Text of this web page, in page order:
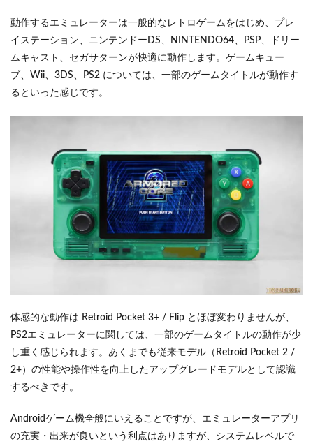
動作するエミュレーターは一般的なレトロゲームをはじめ、プレ
イステーション、ニンテンドーDS、NINTENDO64、PSP、ドリー
ムキャスト、セガサターンが快適に動作します。ゲームキュー
ブ、Wii、3DS、PS2 については、一部のゲームタイトルが動作す
るといった感じです。
体感的な動作は Retroid Pocket 3+ / Flip とほぼ変わりませんが、
PS2エミュレーターに関しては、一部のゲームタイトルの動作が少
し重く感じられます。あくまでも従来モデル（Retroid Pocket 2 /
2+）の性能や操作性を向上したアップグレードモデルとして認識
するべきです。
Androidゲーム機全般にいえることですが、エミュレーターアプリ
の充実・出来が良いという利点はありますが、システムレベルで